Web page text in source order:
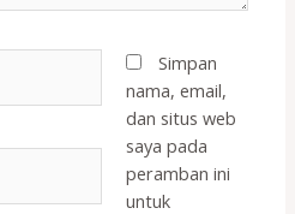
Simpan
nama, email,
dan situs web
saya pada
peramban ini
untuk